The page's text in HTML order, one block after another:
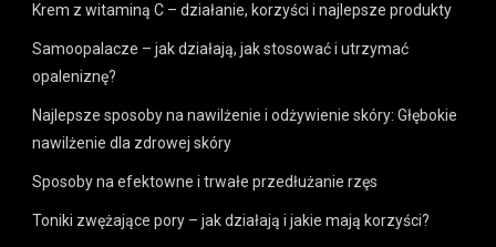
Krem z witaminą C – działanie, korzyści i najlepsze produkty
Samoopalacze – jak działają, jak stosować i utrzymać
opaleniznę?
Najlepsze sposoby na nawilżenie i odżywienie skóry: Głębokie
nawilżenie dla zdrowej skóry
Sposoby na efektowne i trwałe przedłużanie rzęs
Toniki zwężające pory – jak działają i jakie mają korzyści?